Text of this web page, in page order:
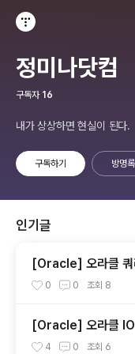
정미나닷컴
구독자 16
내가 상상하면 현실이 된다.
구독하기 방명록
인기글
[Oracle] 오라클
0 0 조회 8
[Oracle] 오라클
Table, 클러스터 테
4 0 조회 6